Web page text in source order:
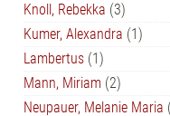
Knoll, Rebekka (3)
Kumer, Alexandra (1)
Lambertus (1)
Mann, Miriam (2)
Neupauer, Melanie Maria